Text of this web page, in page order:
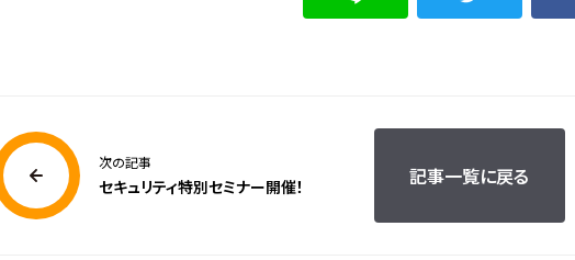
次の記事
セキュリティ特別セミナー開催！ 記事一覧に戻る